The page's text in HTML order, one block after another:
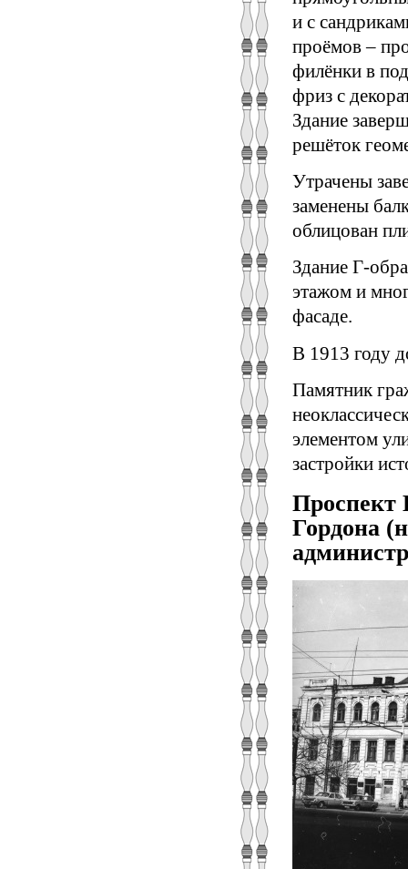
и с
проёмов –
филёнки в
фриз с
Здание
решёток
Утрачены
заменены
облицован
Здание Г-
этажом и
фасаде.
В 1913 году
Памятник
элементом
застройки
Проспект
Гордона